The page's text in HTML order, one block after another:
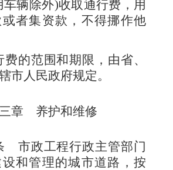
车辆除外)收取通行费，用
者集资款，不得挪作他
费的范围和期限，由省、
市人民政府规定。
章 养护和维修
市政工程行政主管部门
和管理的城市道路，按